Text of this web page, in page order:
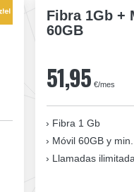
Fibra 1Gb +
60GB
51,95 €/mes
Fibra 1 Gb
Móvil 60GB y
Llamadas